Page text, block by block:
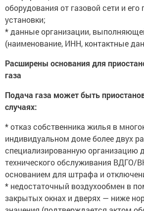
оборудования от газовой сети и
установки;
* данные организации,
(наименование, ИНН, контактные
Расширены основания для
газа
Подача газа может быть
случаях:
* отказ собственника жилья в
индивидуальном доме более двух
специализированную организацию
технического обслуживания ВДГО/
основанием для штрафа и
* недостаточный воздухообмен в
закрытых окнах и дверях — ниже